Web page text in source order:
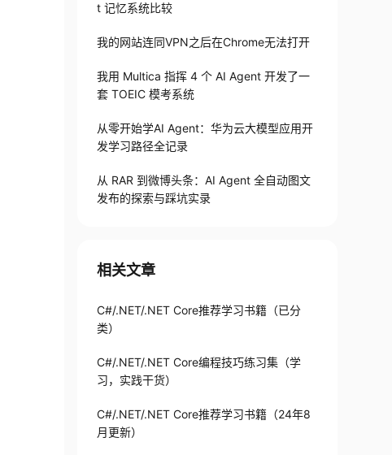
t 记忆系统比较
我的网站连同VPN之后在Chrome无法打开
我用 Multica 指挥 4 个 AI Agent 开发了一
套 TOEIC 模考系统
从零开始学AI Agent：华为云大模型应用开
发学习路径全记录
从 RAR 到微博头条：AI Agent 全自动图文
发布的探索与踩坑实录
相关文章
C#/.NET/.NET Core推荐学习书籍（已分
类）
C#/.NET/.NET Core编程技巧练习集（学
习，实践干货）
C#/.NET/.NET Core推荐学习书籍（24年8
月更新）